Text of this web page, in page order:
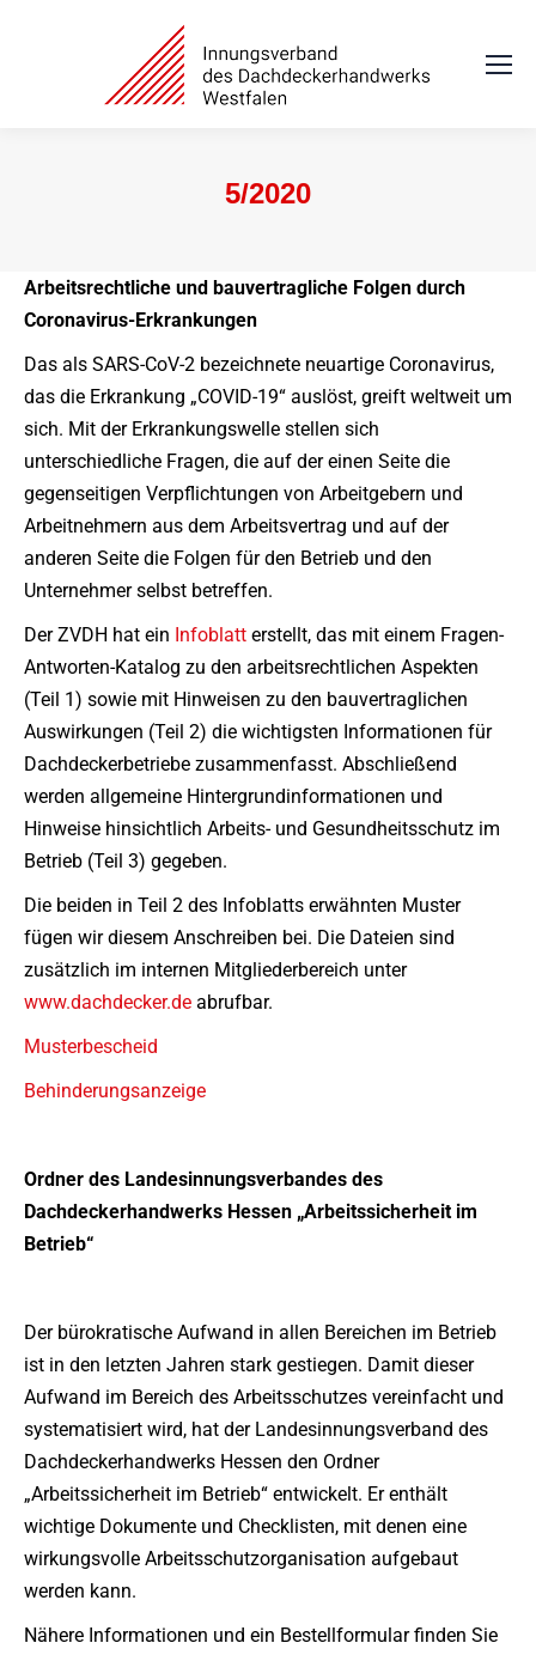
5/2020
Arbeitsrechtliche und bauvertragliche Folgen durch
Coronavirus-Erkrankungen
Das als SARS-CoV-2 bezeichnete neuartige Coronavirus,
das die Erkrankung „COVID-19“ auslöst, greift weltweit um
sich. Mit der Erkrankungswelle stellen sich
unterschiedliche Fragen, die auf der einen Seite die
gegenseitigen Verpflichtungen von Arbeitgebern und
Arbeitnehmern aus dem Arbeitsvertrag und auf der
anderen Seite die Folgen für den Betrieb und den
Unternehmer selbst betreffen.
Der ZVDH hat ein Infoblatt erstellt, das mit einem Fragen-
Antworten-Katalog zu den arbeitsrechtlichen Aspekten
(Teil 1) sowie mit Hinweisen zu den bauvertraglichen
Auswirkungen (Teil 2) die wichtigsten Informationen für
Dachdeckerbetriebe zusammenfasst. Abschließend
werden allgemeine Hintergrundinformationen und
Hinweise hinsichtlich Arbeits- und Gesundheitsschutz im
Betrieb (Teil 3) gegeben.
Die beiden in Teil 2 des Infoblatts erwähnten Muster
fügen wir diesem Anschreiben bei. Die Dateien sind
zusätzlich im internen Mitgliederbereich unter
www.dachdecker.de abrufbar.
Musterbescheid
Behinderungsanzeige
Ordner des Landesinnungsverbandes des
Dachdeckerhandwerks Hessen „Arbeitssicherheit im
Betrieb“
Der bürokratische Aufwand in allen Bereichen im Betrieb
ist in den letzten Jahren stark gestiegen. Damit dieser
Aufwand im Bereich des Arbeitsschutzes vereinfacht und
systematisiert wird, hat der Landesinnungsverband des
Dachdeckerhandwerks Hessen den Ordner
„Arbeitssicherheit im Betrieb“ entwickelt. Er enthält
wichtige Dokumente und Checklisten, mit denen eine
wirkungsvolle Arbeitsschutzorganisation aufgebaut
werden kann.
Nähere Informationen und ein Bestellformular finden Sie